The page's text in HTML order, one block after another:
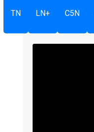
TN LN+ C5N